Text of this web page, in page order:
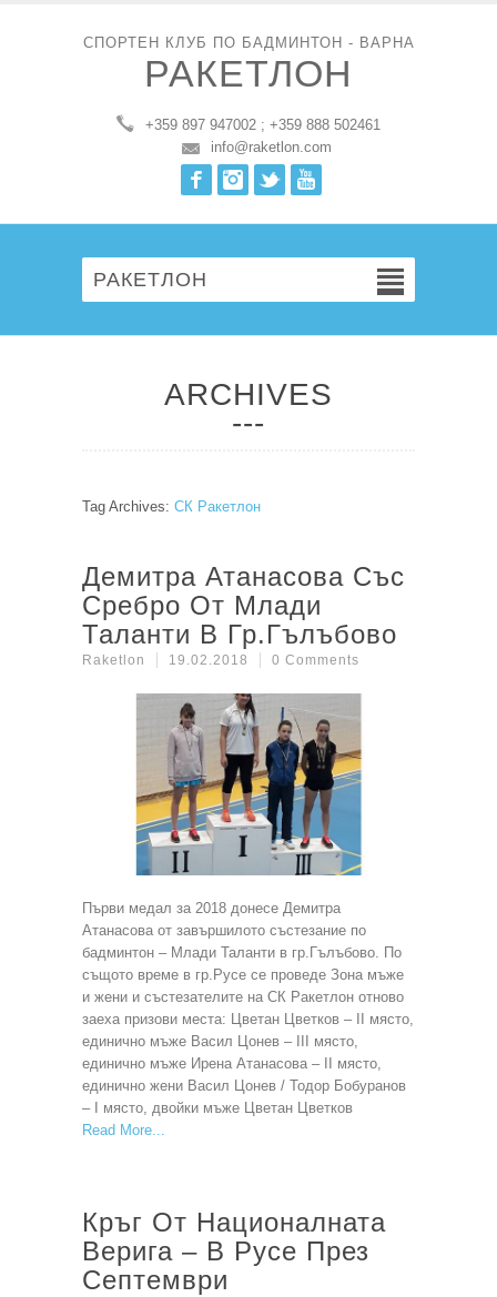
СПОРТЕН КЛУБ ПО БАДМИНТОН - ВАРНА
РАКЕТЛОН
+359 897 947002 ; +359 888 502461
info@raketlon.com
FacebookInstagram
Twitter
РАКЕТЛОН
ARCHIVES
Tag Archives: СК Ракетлон
Демитра Атанасова Със
Сребро От Млади
Таланти В Гр.Гълъбово
Raketlon 19.02.2018 0 Comments
Първи медал за 2018 донесе Демитра
Атанасова от завършилото състезание по
бадминтон – Млади Таланти в гр.Гълъбово. По
същото време в гр.Русе се проведе Зона мъже
и жени и състезателите на СК Ракетлон отново
заеха призови места: Цветан Цветков – II място,
единично мъже Васил Цонев – III място,
единично мъже Ирена Атанасова – II място,
единично жени Васил Цонев / Тодор Бобуранов
– I място, двойки мъже Цветан Цветков
Read More
Кръг От Националната
Верига – В Русе През
Септември